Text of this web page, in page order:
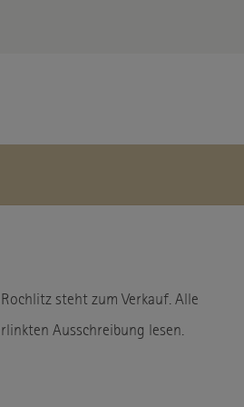
steht zum Verkauf. Alle
Ausschreibung lesen.